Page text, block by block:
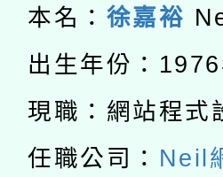
年度健康
業成長研
暨閱讀推
科技賦能
礎課程
A3數位素
「數位內
pilot」
有關大陸
本名： 徐嘉裕
出生年份：
現職：網站程式
任職公司： Neil